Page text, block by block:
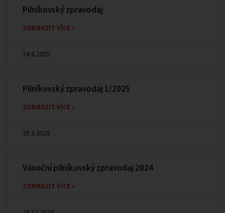
Pilníkovský zpravodaj
ZOBRAZIT VÍCE »
24.6.2025
Pilníkovský zpravodaj 1/2025
ZOBRAZIT VÍCE »
25.3.2025
Vánoční pilníkovský zpravodaj 2024
ZOBRAZIT VÍCE »